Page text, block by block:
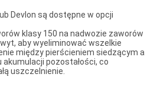
Devlon są dostępne w opcji
klasy 150 na nadwozie zaworów
aby wyeliminować wszelkie
między pierścieniem siedzącym a
pozostałości, co
uszczelnienie.